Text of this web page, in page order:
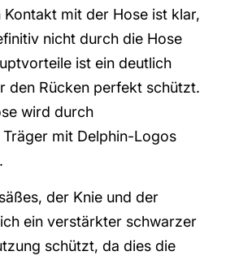
Kontakt mit der Hose ist klar,
nicht durch die Hose
ist ein deutlich
den Rücken perfekt schützt.
wird durch
mit Delphin-Logos
der Knie und der
ein verstärkter schwarzer
schützt, da dies die